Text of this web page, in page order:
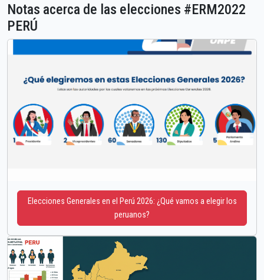
Notas acerca de las elecciones #ERM2022
PERÚ
Elecciones Generales en el Perú 2026: ¿Qué vamos a elegir los
peruanos?